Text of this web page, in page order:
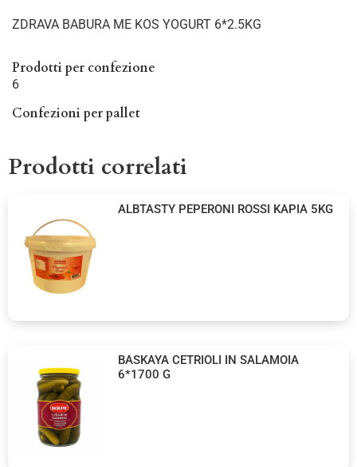
ZDRAVA BABURA ME KOS YOGURT 6*2.5KG
Prodotti per confezione
6
Confezioni per pallet
Prodotti correlati
ALBTASTY PEPERONI ROSSI KAPIA 5KG
BASKAYA CETRIOLI IN SALAMOIA
6*1700 G